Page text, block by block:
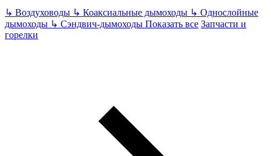
↳ Воздуховоды ↳ Коаксиальные дымоходы ↳ Однослойные
дымоходы ↳ Сэндвич-дымоходы Показать все Запчасти и
горелки